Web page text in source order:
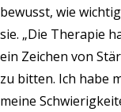
bewusst, wie
sie. „Die Therapie
ein Zeichen von
zu bitten. Ich habe
meine